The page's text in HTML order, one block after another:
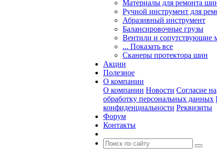
Материалы для ремонта
Ручной инструмент для
Абразивный инструмент
Балансировочные грузы
Вентили и сопутствующие
... Показать все
Сканеры протектора шин
Акции
Полезное
О компании
О компании Новости Согласие на
обработку персональных данных
конфиденциальности Реквизиты
Форум
Контакты